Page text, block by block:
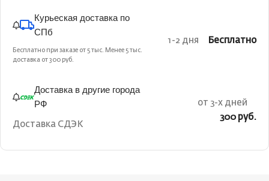
Курьеская доставка по
СПб
Бесплатно при заказе от 5 тыс. Менее 5 тыс.
доставка от 300 руб.
1-2 дня Бесплатно
Доставка в другие города
РФ
Доставка СДЭК
от 3-х дней
300 руб.